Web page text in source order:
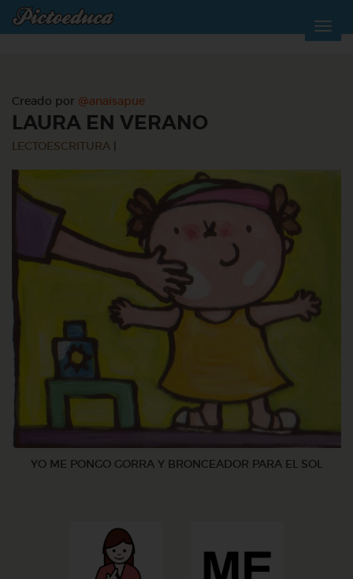
Creado por @anaisapue
LAURA EN VERANO
LECTOESCRITURA
YO ME PONGO GORRA Y BRONCEADOR PARA EL SOL